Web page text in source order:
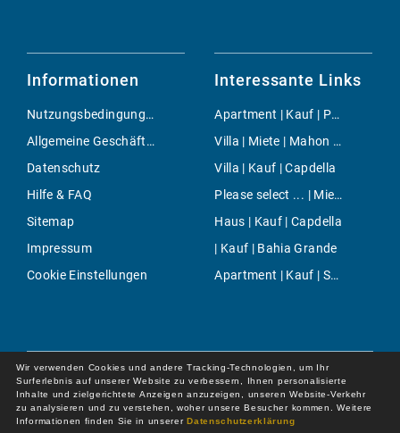
Informationen
Nutzungsbedingungen
Allgemeine Geschäftsbedingungen
Datenschutz
Hilfe & FAQ
Sitemap
Impressum
Cookie Einstellungen
Interessante Links
Apartment | Kauf | Portixol & Molinar
Villa | Miete | Mahon City
Villa | Kauf | Capdella
Please select ... | Miete | Costa de la Calma
Haus | Kauf | Capdella
| Kauf | Bahia Grande
Apartment | Kauf | Soller
Wir verwenden Cookies und andere Tracking-Technologien, um Ihr
Surferlebnis auf unserer Website zu verbessern, Ihnen personalisierte
Inhalte und zielgerichtete Anzeigen anzuzeigen, unseren Website-Verkehr
zu analysieren und zu verstehen, woher unsere Besucher kommen. Weitere
Informationen finden Sie in unsererDatenschutzerklärung